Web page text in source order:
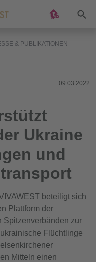
& PUBLIKATIONEN
09.03.2022
Ukraine
und
beteiligt sich
Plattform der
Spitzenverbänden zur
Flüchtlinge
Mitteln einen